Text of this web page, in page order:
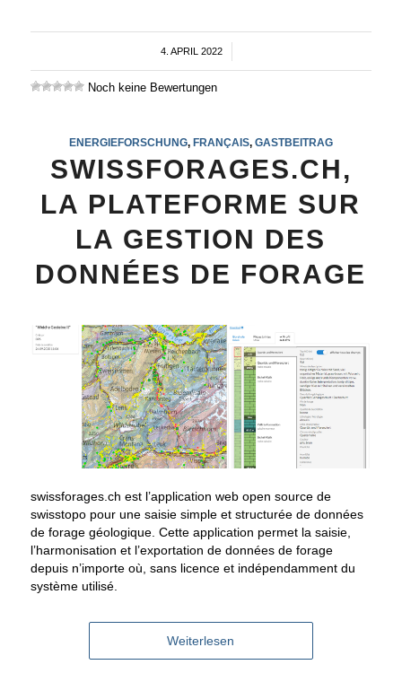
4. APRIL 2022
/
Noch keine Bewertungen
ENERGIEFORSCHUNG, FRANÇAIS, GASTBEITRAG
SWISSFORAGES.CH,
LA PLATEFORME SUR
LA GESTION DES
DONNÉES DE FORAGE
swissforages.ch est l’application web open source de
swisstopo pour une saisie simple et structurée de données
de forage géologique. Cette application permet la saisie,
l’harmonisation et l’exportation de données de forage
depuis n’importe où, sans licence et indépendamment du
système utilisé.
Weiterlesen